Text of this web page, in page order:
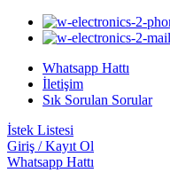
Whatsapp Hattı
İletişim
Sık Sorulan Sorular
İstek Listesi
Giriş / Kayıt Ol
Whatsapp Hattı